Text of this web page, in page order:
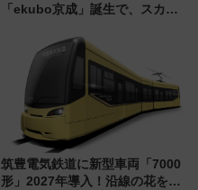
「ekubo京成」誕生で、スカイ
新鎌ヶ谷はどう変わる？ 全テナ
ント情報も公開！
筑豊電気鉄道に新型車両「7000
形」2027年導入！沿線の花をイ